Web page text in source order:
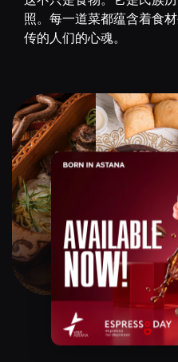
照。每一道菜都蕴含着食
传的人们的心魂。
Qazaq
$$$$$
Instagram: